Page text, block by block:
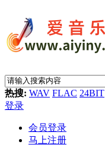
热搜: WAV FLAC 24BIT
登录
会员登录
马上注册